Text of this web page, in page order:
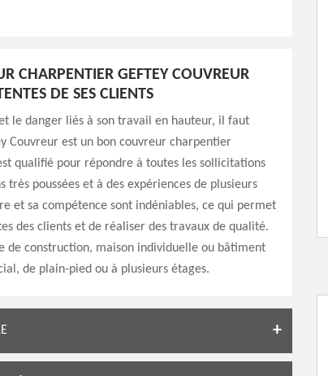
CHARPENTIER GEFTEY COUVREUR
DE SES CLIENTS
le danger liés à son travail en hauteur, il faut
Couvreur est un bon couvreur charpentier
qualifié pour répondre à toutes les sollicitations
très poussées et à des expériences de plusieurs
et sa compétence sont indéniables, ce qui permet
des clients et de réaliser des travaux de qualité.
de construction, maison individuelle ou bâtiment
de plain-pied ou à plusieurs étages.